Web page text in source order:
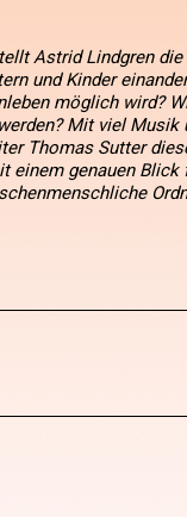
Astrid Lindgren die
und Kinder
möglich wird?
Mit viel Musik
Thomas Sutter
einem genauen Blick